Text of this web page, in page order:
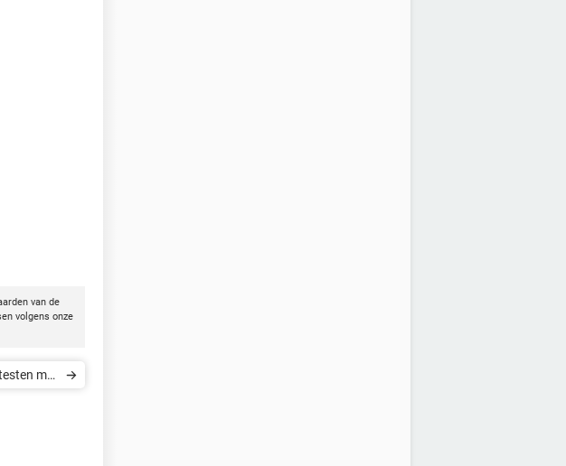
van de
volgens onze
met